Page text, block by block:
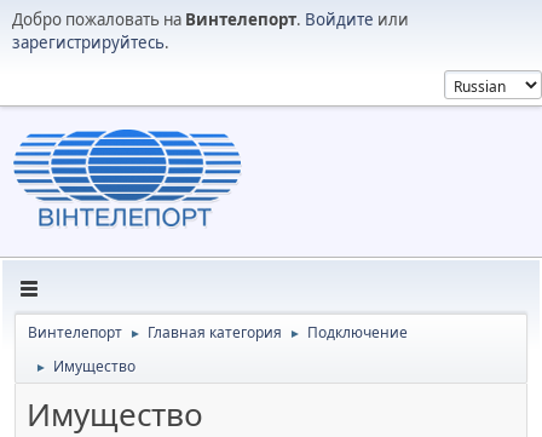
Добро пожаловать на Винтелепорт. Войдите или
зарегистрируйтесь.
Винтелепорт ► Главная категория ► Подключение
► Имущество
Имущество